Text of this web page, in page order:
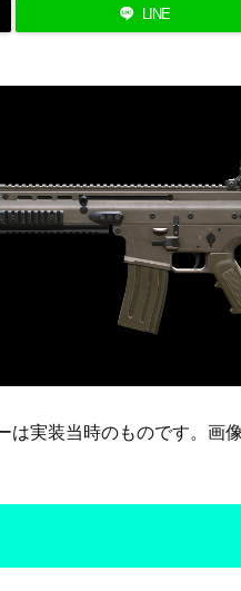
LINE
実装当時のものです。画像